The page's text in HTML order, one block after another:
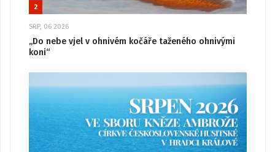
2
SRP, 06 2026
„Do nebe vjel v ohnivém kočáře taženého ohnivými
koni“